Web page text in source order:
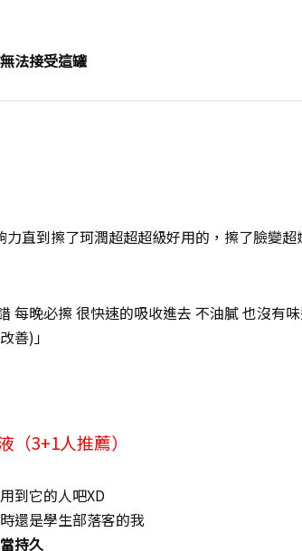
法接受這罐
力直到擦了珂潤超超超級好用的，擦了臉變超
每晚必擦 很快速的吸收進去 不油膩 也沒有
善)」
3+1人推薦）
到它的人吧XD
還是學生部落客的我
持久